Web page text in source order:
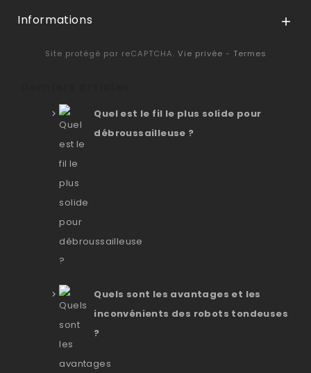
Informations 
Site protégé par reCAPTCHA. Vie privée - Termes
Quel est le fil le plus solide pour
débroussailleuse ?
Quels sont les avantages et les
inconvénients des robots tondeuses
?